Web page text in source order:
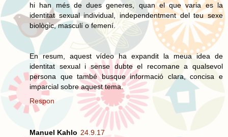
hi han més de dues generes, quan el que varia es la
identitat sexual individual, independentment del teu sexe
biològic, masculí o femení.
En resum, aquest vídeo ha expandit la meua idea de
identitat sexual i sense dubte el recomane a qualsevol
persona que també busque informació clara, concisa e
imparcial sobre aquest tema.
Respon
Manuel Kahlo 24.9.17